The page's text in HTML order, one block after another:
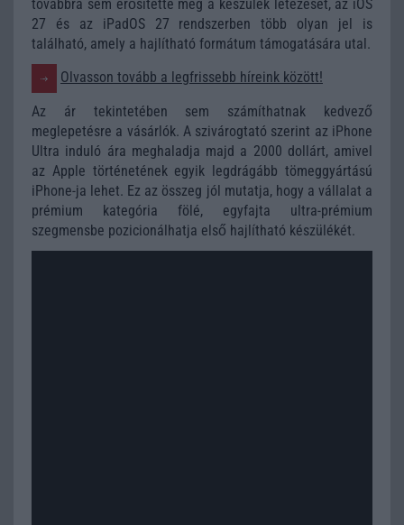
továbbra sem erősítette meg a készülék létezését, az iOS
27 és az iPadOS 27 rendszerben több olyan jel is
található, amely a hajlítható formátum támogatására utal.
Olvasson tovább a legfrissebb híreink között!
Az ár tekintetében sem számíthatnak kedvező
meglepetésre a vásárlók. A szivárogtató szerint az iPhone
Ultra induló ára meghaladja majd a 2000 dollárt, amivel
az Apple történetének egyik legdrágább tömeggyártású
iPhone-ja lehet. Ez az összeg jól mutatja, hogy a vállalat a
prémium kategória fölé, egyfajta ultra-prémium
szegmensbe pozicionálhatja első hajlítható készülékét.